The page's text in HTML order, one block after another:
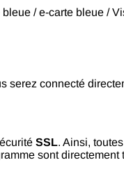
bleue / e-carte bleue /
serez connecté
SSL. Ainsi,
sont